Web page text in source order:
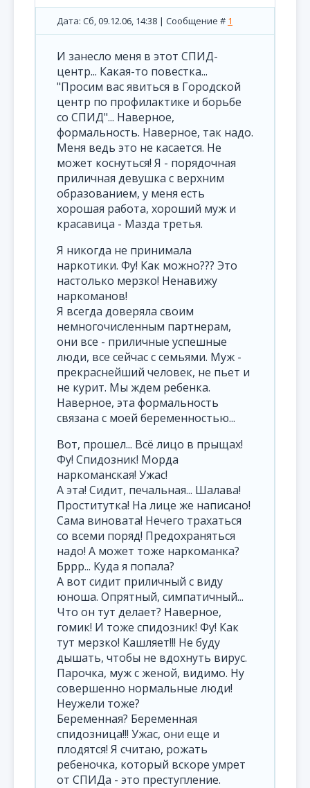
Дата: Сб, 09.12.06, 14:38 | Сообщение # 1
И занесло меня в этот СПИД-
центр... Какая-то повестка...
"Просим вас явиться в Городской
центр по профилактике и борьбе
со СПИД"... Наверное,
формальность. Наверное, так надо.
Меня ведь это не касается. Не
может коснуться! Я - порядочная
приличная девушка с верхним
образованием, у меня есть
хорошая работа, хороший муж и
красавица - Мазда третья.
Я никогда не принимала
наркотики. Фу! Как можно??? Это
настолько мерзко! Ненавижу
наркоманов!
Я всегда доверяла своим
немногочисленным партнерам,
они все - приличные успешные
люди, все сейчас с семьями. Муж -
прекраснейший человек, не пьет и
не курит. Мы ждем ребенка.
Наверное, эта формальность
связана с моей беременностью...
Вот, прошел... Всё лицо в прыщах!
Фу! Спидозник! Морда
наркоманская! Ужас!
А эта! Сидит, печальная... Шалава!
Проститутка! На лице же написано!
Сама виновата! Нечего трахаться
со всеми поряд! Предохраняться
надо! А может тоже наркоманка?
Бррр... Куда я попала?
А вот сидит приличный с виду
юноша. Опрятный, симпатичный...
Что он тут делает? Наверное,
гомик! И тоже спидозник! Фу! Как
тут мерзко! Кашляет!!! Не буду
дышать, чтобы не вдохнуть вирус.
Парочка, муж с женой, видимо. Ну
совершенно нормальные люди!
Неужели тоже?
Беременная? Беременная
спидозница!!! Ужас, они еще и
плодятся! Я считаю, рожать
ребеночка, который вскоре умрет
от СПИДа - это преступление.